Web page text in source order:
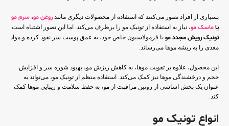
بسیاری از افراد تصور می‌کنند که استفاده از محصولات دیگری مانند روغن مو،سرم مو
یاماسک مو، نیاز به استفاده از تونیک مو را برطرف می‌کند. اما این تصور اشتباه است.
تونیک رویش مجدد مو با فرمولاسیون خاص خود، به عمق پوست سر نفوذ کرده و مواد
مغذی را به ریشه موها می‌رساند.
این محصول، علاوه بر تقویت موها، به کاهش ریزش مو، بهبود شوره سر و افزایش
حجم و درخشندگی موها نیز کمک می‌کند. استفاده منظم از تونیک مو، می‌تواند به
عنوان یک بخش اساسی از روتین مراقبت از مو، به حفظ سلامت و زیبایی موها کمک
کند.
انواع تونیک مو